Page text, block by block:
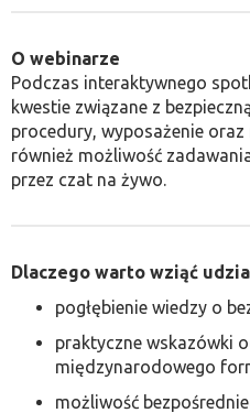
O webinarze
Podczas interaktywnego
kwestie związane z
procedury, wyposażenie
również możliwość
przez czat na żywo.
Dlaczego warto wziąć
pogłębienie wiedzy o
praktyczne wskazówki
międzynarodowego
możliwość